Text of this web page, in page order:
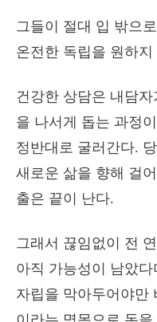
그들이 절대 입 밖으
온전한 독립을 원하
건강한 상담은 내담
을 나서게 돕는 과정
정반대로 굴러간다.
새로운 삶을 향해 걸
출은 끝이 난다.
그래서 끊임없이 전
아직 가능성이 남았
자립을 막아두어야만